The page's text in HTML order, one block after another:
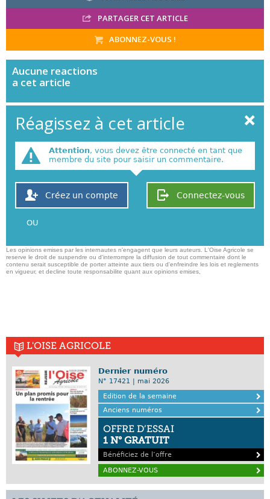
PARTAGER CET ARTICLE
ABONNEZ-VOUS !
Aucune reactions
a cet article
Réagissez à cet article
Attention, vous devez être connecté en tant que
membre du site pour saisir un commentaire.
Connectez-vous
Créez un compte
OU
Les opinions emises par les internautes n'engagent que leurs auteurs. L'Oise Agricole se
reserve le droit de suspendre ou d'interrompre la diffusion de tout commentaire dont le
contenu serait susceptible de porter atteinte aux tiers ou d'enfreindre les lois et reglements
en vigueur, et decline toute responsabilite quant aux opinions emises,
L'OISE AGRICOLE
Dernier numéro
N° 17421 | mai 2026
Edition de la semaine
Anciens numéros
OFFRE D’ESSAI
1 N° GRATUIT
Bénéficiez de l’offre
ABONNEZ-VOUS